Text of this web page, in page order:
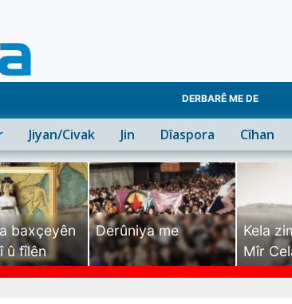
DERBARÊ ME DE
Jiyan/Civak Jin Dîaspora Cîhan
baxçeyên
û fîlên
Derûniya me
Kela
Mîr